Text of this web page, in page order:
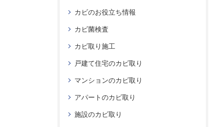
カビのお役立ち情報
カビ菌検査
カビ取り施工
戸建て住宅のカビ取り
マンションのカビ取り
アパートのカビ取り
施設のカビ取り